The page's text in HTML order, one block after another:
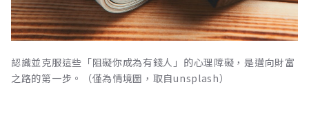
認識並克服這些「阻礙你成為有錢人」的心理障礙，是邁向財富
之路的第一步。（僅為情境圖，取自unsplash）